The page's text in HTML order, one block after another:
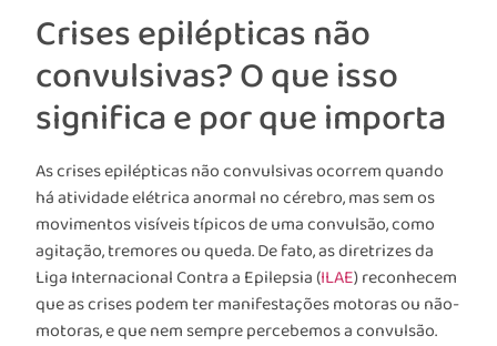
Crises epilépticas não
convulsivas? O que isso
significa e por que importa
As crises epilépticas não convulsivas ocorrem quando
há atividade elétrica anormal no cérebro, mas sem os
movimentos visíveis típicos de uma convulsão, como
agitação, tremores ou queda. De fato, as diretrizes da
Liga Internacional Contra a Epilepsia (ILAE) reconhecem
que as crises podem ter manifestações motoras ou não-
motoras, e que nem sempre percebemos a convulsão.